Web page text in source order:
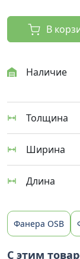
В
Наличие
Толщина
Ширина
Длина
Фанера OSB
С этим